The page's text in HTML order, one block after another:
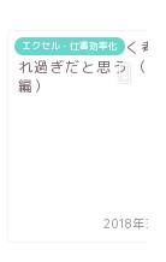
エクセル・仕事効率化
[ウィンドウズ10]
中にも遠慮なく鳴る
2021年6